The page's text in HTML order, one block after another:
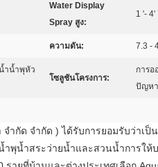
Water Display
Spray สูง:
1 '- 4'
ความดัน: 7.3 -
ำน้ำพุหัว
โซลูชันโครงการ:
การอ
ปัญหา
ำกัด จำกัด ) ได้รับการยอมรับว่าเ
พุน้ำสระว่ายน้ำและสวนน้ำการใ